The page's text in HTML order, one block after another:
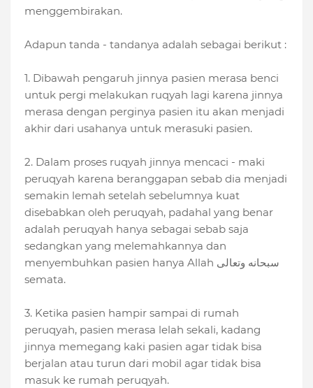
menggembirakan.
Adapun tanda - tandanya adalah sebagai berikut :
1. Dibawah pengaruh jinnya pasien merasa benci
untuk pergi melakukan ruqyah lagi karena jinnya
merasa dengan perginya pasien itu akan menjadi
akhir dari usahanya untuk merasuki pasien.
2. Dalam proses ruqyah jinnya mencaci - maki
peruqyah karena beranggapan sebab dia menjadi
semakin lemah setelah sebelumnya kuat
disebabkan oleh peruqyah, padahal yang benar
adalah peruqyah hanya sebagai sebab saja
sedangkan yang melemahkannya dan
menyembuhkan pasien hanya Allah سبحانه وتعالى
semata.
3. Ketika pasien hampir sampai di rumah
peruqyah, pasien merasa lelah sekali, kadang
jinnya memegang kaki pasien agar tidak bisa
berjalan atau turun dari mobil agar tidak bisa
masuk ke rumah peruqyah.